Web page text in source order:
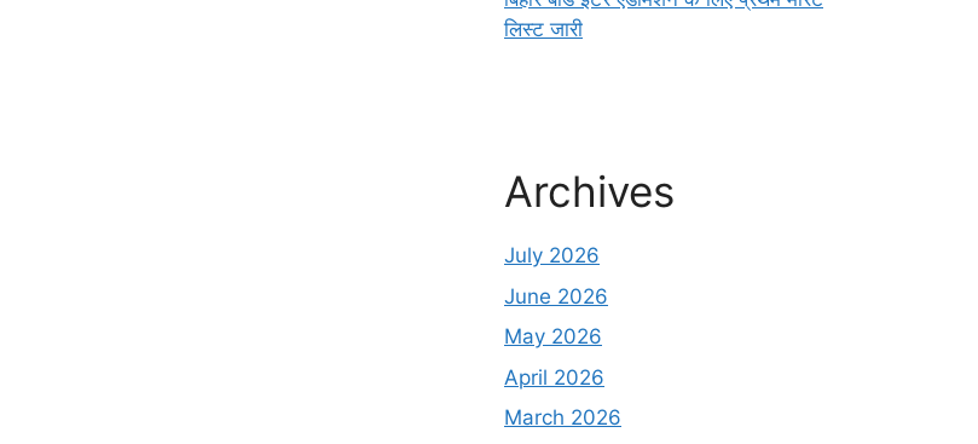
लिस्ट जारी
Archives
July 2026
June 2026
May 2026
April 2026
March 2026